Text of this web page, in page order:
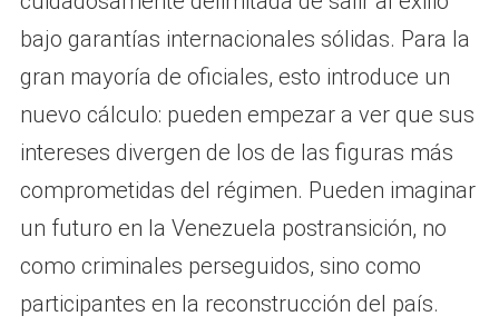
bajo garantías internacionales sólidas. Para la
gran mayoría de oficiales, esto introduce un
nuevo cálculo: pueden empezar a ver que sus
intereses divergen de los de las figuras más
comprometidas del régimen. Pueden imaginar
un futuro en la Venezuela postransición, no
como criminales perseguidos, sino como
participantes en la reconstrucción del país.